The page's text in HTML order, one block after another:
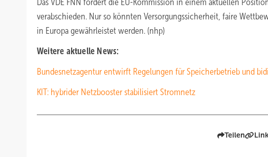
Das VDE FNN fordert die EU-Kommission in einem aktuellen
verabschieden. Nur so könnten Versorgungssicherheit, faire
in Europa gewährleistet werden. (nhp)
Weitere aktuelle News:
Bundesnetzagentur entwirft Regelungen für Speicherbetrieb und
KIT: hybrider Netzbooster stabilisiert Stromnetz
Teilen